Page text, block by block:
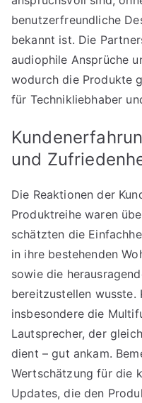
benutzerfreundliche
bekannt ist. Die
audiophile Ansprüche
wodurch die Produkte
für Technikliebhaber
und
Die Reaktionen der
Produktreihe waren
schätzten die
in ihre bestehenden
sowie die
bereitzustellen wusste.
insbesondere die
Lautsprecher, der
dient – gut ankam.
Wertschätzung für die
Updates, die den